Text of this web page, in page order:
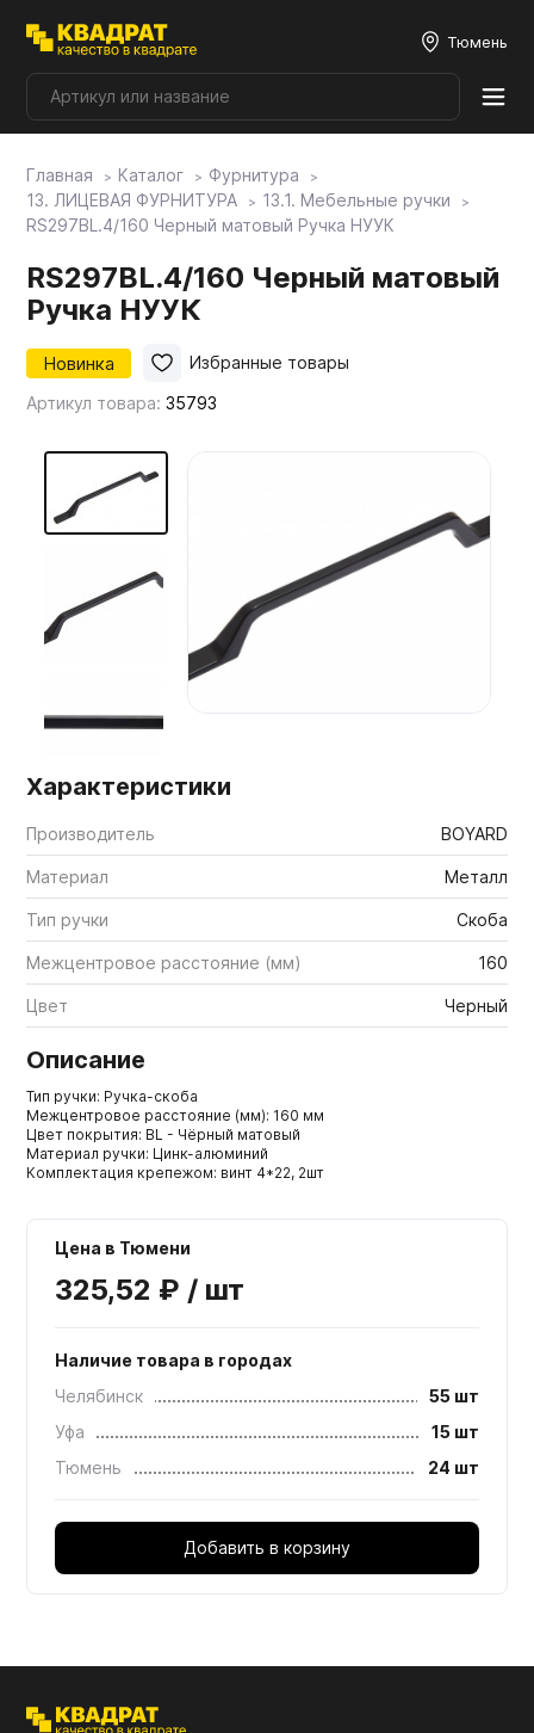
Тюмень
Плитные материалы
Мой ЭГГЕР
Фасады
Мебельные образцы, каталоги
Главная Каталог
Фурнитура
13. ЛИЦЕВАЯ ФУРНИТУРА
13.1. Мебельные ручки
RS297BL.4/160 Черный матовый Ручка НУУК
RS297BL.4/160 Черный матовый
Ручка НУУК
Новинка
Артикул товара:35793
Избранные товары
Характеристики
Производитель BOYARD
Материал Металл
Тип ручки Скоба
Межцентровое расстояние (мм) 160
Цвет Черный
Описание
Тип ручки: Ручка-скоба
Межцентровое расстояние (мм): 160 мм
Цвет покрытия: BL - Чёрный матовый
Материал ручки: Цинк-алюминий
Комплектация крепежом: винт 4*22, 2шт
Цена в Тюмени
325,52 ₽ / шт
Наличие товара в городах
Челябинск
55 шт
Уфа
15 шт
Тюмень
24 шт
Добавить в корзину